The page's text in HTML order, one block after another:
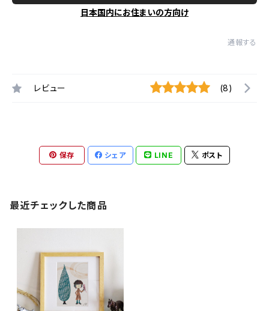
日本国内にお住まいの方向け
通報する
レビュー (8)
保存 シェア LINE ポスト
最近チェックした商品